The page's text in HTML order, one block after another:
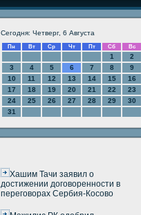
Сегодня: Четверг, 6 Августа
Пн Вт Ср Чт Пт Сб Вс
1
2
3
4 5 6 7 8
9
10
11 12 13 14 15
16
17
18 19 20 21 22
23
24
25 26 27 28 29
30
31
Хашим Тачи заявил о
достижении договоренности в
переговорах Сербия-Косово